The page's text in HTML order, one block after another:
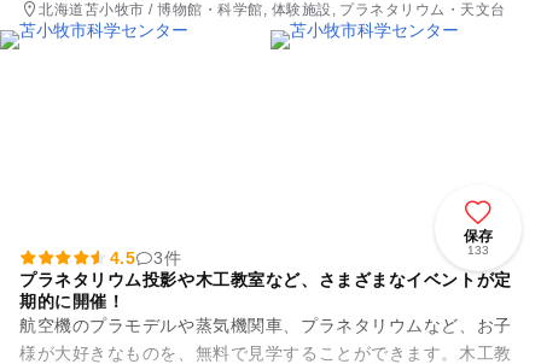
北海道苫小牧市 / 博物館・科学館, 体験施設, プラネタリウム・天文台
保存
133
4.5
3件
プラネタリウム投影や木工教室など、さまざまなイベントが定
期的に開催！
航空機のプラモデルや蒸気機関車、プラネタリウムなど、お子
様が大好きなものを、無料で見学することができます。木工教